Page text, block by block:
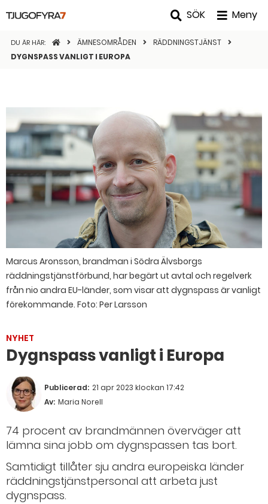
SÖK Meny
DU ÄR HÄR: STARTSIDANÄMNESOMRÅDEN
RÄDDNINGSTJÄNST
DYGNSPASS VANLIGT I EUROPA
Marcus Aronsson, brandman i Södra Älvsborgs
räddningstjänstförbund, har begärt ut avtal och regelverk
från nio andra EU-länder, som visar att dygnspass är vanligt
förekommande. Foto: Per Larsson
NYHET
Dygnspass vanligt i Europa
Publicerad: 21 apr 2023 klockan 17:42
Av: Maria Norell
74 procent av brandmännen överväger att
lämna sina jobb om dygnspassen tas bort.
Samtidigt tillåter sju andra europeiska länder
räddningstjänstpersonal att arbeta just
dygnspass.